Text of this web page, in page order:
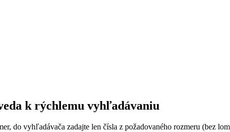
k rýchlemu vyhľadávaniu
do vyhľadávača zadajte len čísla z požadovaného rozmeru (bez